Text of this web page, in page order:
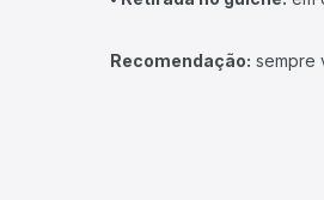
Recomendação: sempre